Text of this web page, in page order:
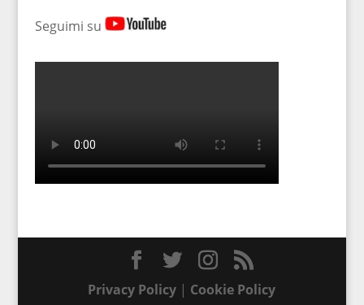
Seguimi su
Privacy Policy | Cookie Policy